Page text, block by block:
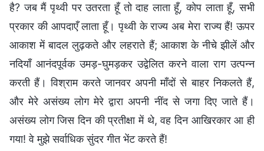
है? जब मैं पृथ्वी पर उतरता हूँ तो दाह लाता हूँ, कोप लाता हूँ, सभी
प्रकार की आपदाएँ लाता हूँ। पृथ्वी के राज्य अब मेरा राज्य हैं! ऊपर
आकाश में बादल लुढ़कते और लहराते हैं; आकाश के नीचे झीलें और
नदियाँ आनंदपूर्वक उमड़-घुमड़कर उद्वेलित करने वाला राग उत्पन्न
करती हैं। विश्राम करते जानवर अपनी माँदों से बाहर निकलते हैं,
और मेरे असंख्य लोग मेरे द्वारा अपनी नींद से जगा दिए जाते हैं।
असंख्य लोग जिस दिन की प्रतीक्षा में थे, वह दिन आखिरकार आ ही
गया! वे मुझे सर्वाधिक सुंदर गीत भेंट करते हैं!